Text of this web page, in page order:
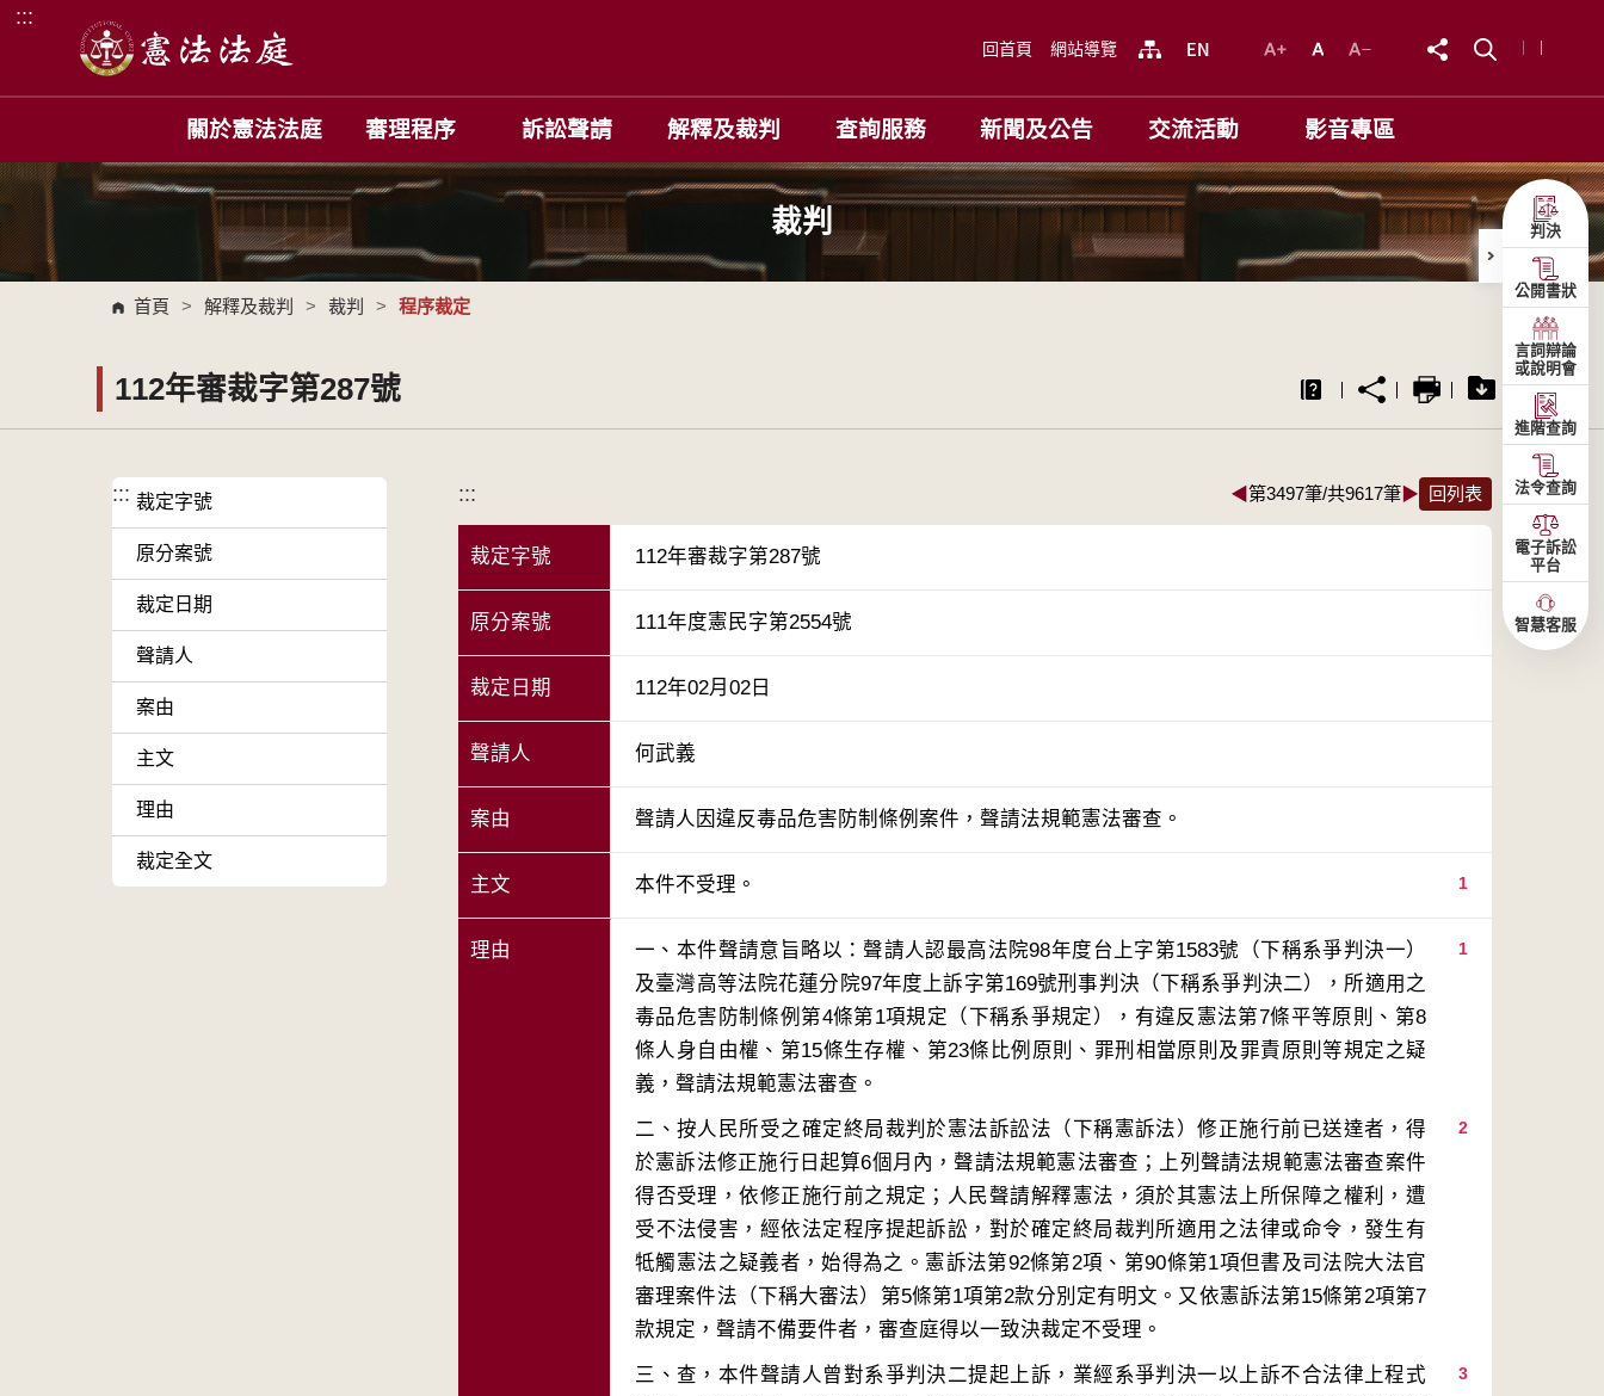
跳到主要內容區塊
:::
回首頁 網站導覽
關於憲法法庭 審理程序 訴訟聲請 解釋及裁判 查詢服務 新聞及公告 交流活動 影音專區
裁判
首頁 > 解釋及裁判 > 裁判 > 程序裁定
112年審裁字第287號
::: 裁定字號
原分案號
裁定日期
聲請人
案由
主文
理由
裁定全文
::: ◀第3497筆/共9617筆▶ 回列表
裁定字號 112年審裁字第287號
原分案號 111年度憲民字第2554號
裁定日期 112年02月02日
聲請人 何武義
案由 聲請人因違反毒品危害防制條例案件，聲請法規範憲法審查。
主文 1
本件不受理。
理由 1
一、本件聲請意旨略以：聲請人認最高法院98年度台上字第1583號（下稱系爭判決一）
及臺灣高等法院花蓮分院97年度上訴字第169號刑事判決（下稱系爭判決二），所適用之
毒品危害防制條例第4條第1項規定（下稱系爭規定），有違反憲法第7條平等原則、第8
條人身自由權、第15條生存權、第23條比例原則、罪刑相當原則及罪責原則等規定之疑
2
二、按人民所受之確定終局裁判於憲法訴訟法（下稱憲訴法）修正施行前已送達者，得
於憲訴法修正施行日起算6個月內，聲請法規範憲法審查；上列聲請法規範憲法審查案件
得否受理，依修正施行前之規定；人民聲請解釋憲法，須於其憲法上所保障之權利，遭
受不法侵害，經依法定程序提起訴訟，對於確定終局裁判所適用之法律或命令，發生有
牴觸憲法之疑義者，始得為之。憲訴法第92條第2項、第90條第1項但書及司法院大法官
審理案件法（下稱大審法）第5條第1項第2款分別定有明文。又依憲訴法第15條第2項第7
3
三、查，本件聲請人曾對系爭判決二提起上訴，業經系爭判決一以上訴不合法律上程式
判決
公開書狀
言詞辯論
或說明會
進階查詢
法令查詢
電子訴訟
平台
智慧客服